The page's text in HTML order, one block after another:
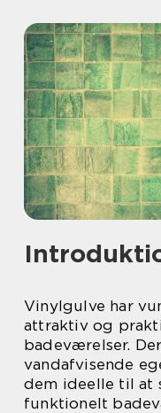
Vinylgulve har
attraktiv og
badeværelser.
vandafvisende
dem ideelle til at
funktionelt